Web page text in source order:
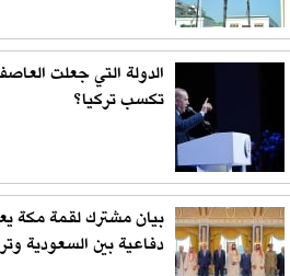
الدولة التي جعلت
تكسب تركيا؟
بيان مشترك لقمة مكة
دفاعية بين السعودية